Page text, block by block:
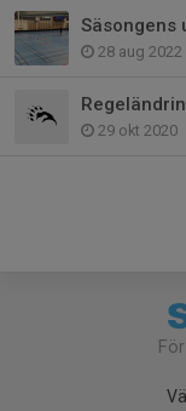
28 aug 2022
29 okt 2020
För